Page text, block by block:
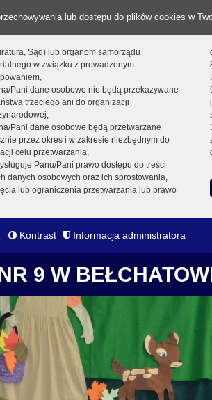
lub dostępu do plików cookies w
Sąd) lub organom samorządu
w związku z prowadzonym
Pani dane osobowe nie będą przekazywane
trzeciego ani do organizacji
Pani dane osobowe będą przetwarzane
przez okres i w zakresie niezbędnym do
celu przetwarzania,
Panu/Pani prawo dostępu do treści
danych osobowych oraz ich sprostowania,
lub ograniczenia przetwarzania lub prawo
Kontrast Informacja administratora
9 W